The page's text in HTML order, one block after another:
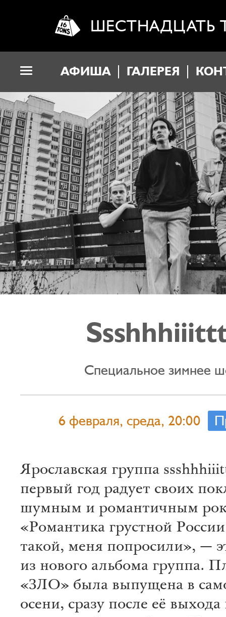
ШЕСТНАДЦАТЬ
АФИША ГАЛЕРЕЯ
Специальное зимнее
6 февраля, среда, 20:00
Ярославская группа
первый год радует своих
шумным и романтичным
«Романтика грустной
такой, меня попросили», —
из нового альбома группа.
«ЗЛО» была выпущена в
осени, сразу после её выхода